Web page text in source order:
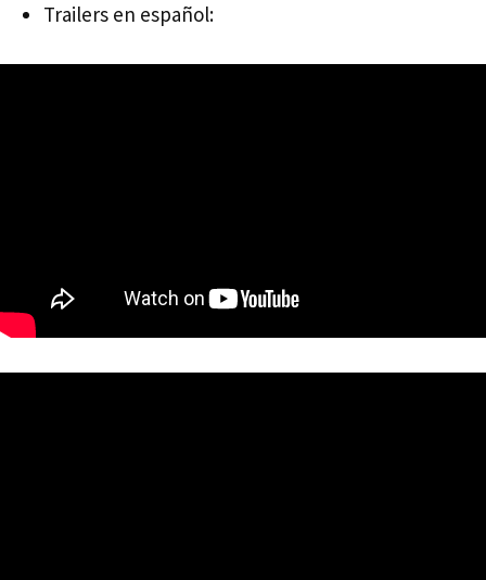
Trailers en español: